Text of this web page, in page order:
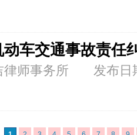
车交通事故责任
律师事务所 发布